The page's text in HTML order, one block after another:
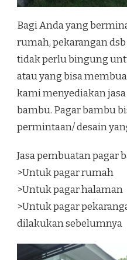
Bagi Anda yang
rumah, pekarangan
tidak perlu bingung
atau yang bisa
kami menyediakan
bambu. Pagar bambu
permintaan/ desain
Jasa pembuatan pagar
>Untuk pagar rumah
>Untuk pagar halaman
>Untuk pagar
dilakukan sebelumnya